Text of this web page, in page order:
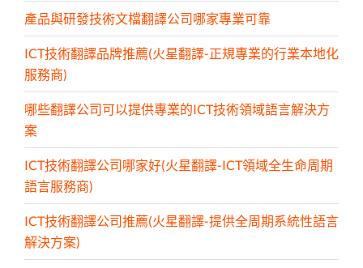
產品與研發技術文檔翻譯公司哪家專業可靠
ICT技術翻譯品牌推薦(火星翻譯-正規專業的行業本地化
服務商)
哪些翻譯公司可以提供專業的ICT技術領域語言解決方
案
ICT技術翻譯公司哪家好(火星翻譯-ICT領域全生命周期
語言服務商)
ICT技術翻譯公司推薦(火星翻譯-提供全周期系統性語言
解決方案)